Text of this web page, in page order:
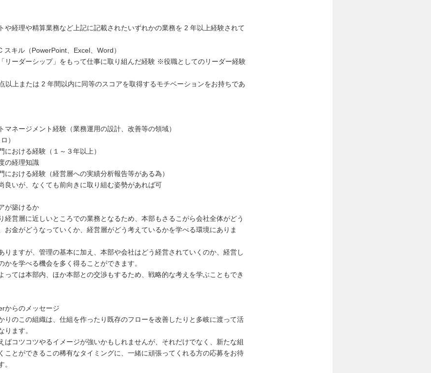
や経理や精算業務など上記に記載されたいずれかの業務を 2 年以上経験されて
スキル（PowerPoint、Excel、Word）
リーダーシップ」をもって仕事に取り組んだ経験 ※役職としてのリーダー経験
以上または 2 年間以内に同等のスコアを取得するモチベーションをお持ちであ
マネージメント経験（業務運用の設計、改善等の領域）
）
における経験（１～３年以上）
の経理知識
における経験（経営層への実績分析報告等がある為）
良いが、なくても前向きに取り組む姿勢があれば可
が築けるか
経営層に近しいところでの業務となるため、本部もさるこがら会社全体がどう
お金がどうなっていくか、経営層がどう考えているかを学べる環境にありま
りますが、管理の基本に加え、本部や会社はどう経営されていくのか、経営し
かを学べる機会を多く得ることができます。
っては本部内、ほか本部との交渉もするため、戦略的な考えを学ぶこともでき
からのメッセージ
りのこの組織は、仕組を作ったり既存のフローを改善したりと多岐に渡って活
ります。
ばコツコツやるイメージが強いかもしれませんが、それだけでなく、新たな組
ことができるこの稀有なタイミングに、一緒に頑張ってくれる方の応募をお待
。